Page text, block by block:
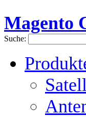
Magento
Suche: